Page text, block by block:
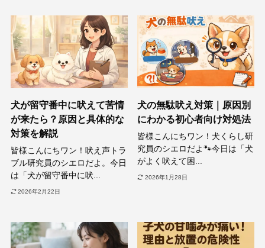
犬が留守番中に吠えて苦情
が来たら？原因と具体的な
対策を解説
皆様こんにちワン！吠え声トラ
ブル研究員のシエロだよ。今日
は「犬が留守番中に吠...
2026年2月22日
犬の無駄吠え対策｜原因別
にわかる初心者向け対処法
皆様こんにちワン！犬くらし研
究員のシエロだよ🐾今日は「犬
がよく吠えて困...
2026年1月28日